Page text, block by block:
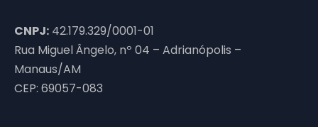
CNPJ: 42.179.329/0001-01
Rua Miguel Ângelo, nº 04 – Adrianópolis –
Manaus/AM
CEP: 69057-083